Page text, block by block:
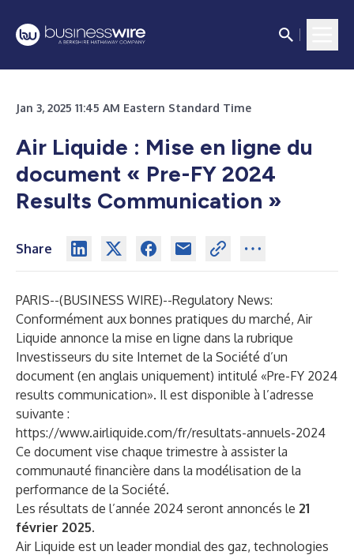
Jan 3, 2025 11:45 AM Eastern Standard Time
Air Liquide : Mise en ligne du
document « Pre-FY 2024
Results Communication »
Share
PARIS--(BUSINESS WIRE)--Regulatory News:
Conformément aux bonnes pratiques du marché, Air
Liquide annonce la mise en ligne dans la rubrique
Investisseurs du site Internet de la Société d’un
document (en anglais uniquement) intitulé «Pre-FY 2024
results communication». Il est disponible à l’adresse
suivante :
https://www.airliquide.com/fr/resultats-annuels-2024
Ce document vise chaque trimestre à assister la
communauté financière dans la modélisation de la
performance de la Société.
Les résultats de l’année 2024 seront annoncés le 21
février 2025.
Air Liquide est un leader mondial des gaz, technologies